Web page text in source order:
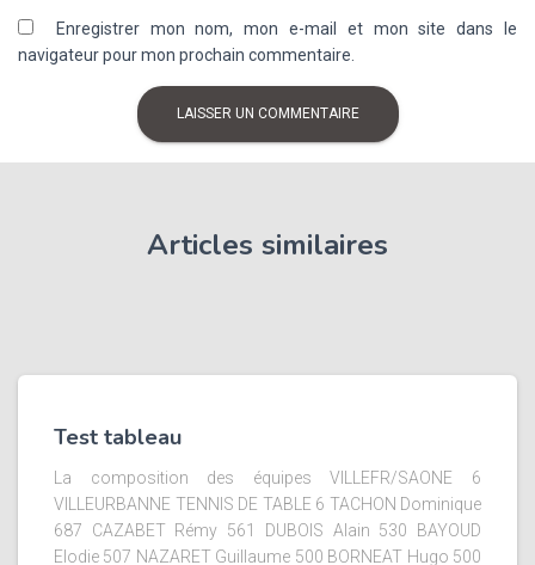
Enregistrer mon nom, mon e-mail et mon site dans le
navigateur pour mon prochain commentaire.
Articles similaires
Test tableau
La composition des équipes VILLEFR/SAONE 6
VILLEURBANNE TENNIS DE TABLE 6 TACHON Dominique
687 CAZABET Rémy 561 DUBOIS Alain 530 BAYOUD
Elodie 507 NAZARET Guillaume 500 BORNEAT Hugo 500